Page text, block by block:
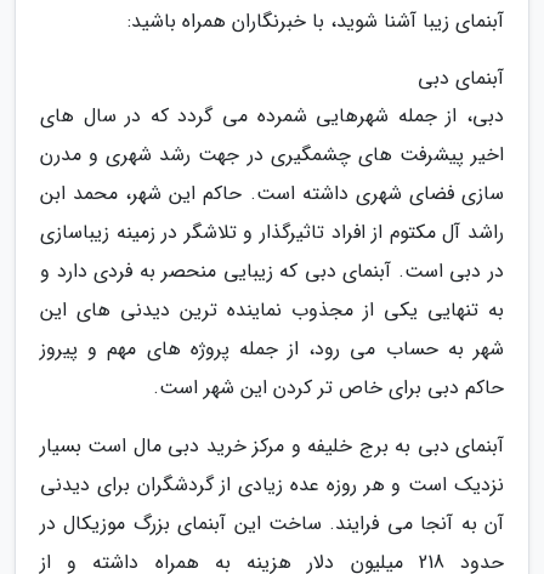
آبنمای زیبا آشنا شوید، با خبرنگاران همراه باشید:
آبنمای دبی
دبی، از جمله شهرهایی شمرده می گردد که در سال های
اخیر پیشرفت های چشمگیری در جهت رشد شهری و مدرن
سازی فضای شهری داشته است. حاکم این شهر، محمد ابن
راشد آل مکتوم از افراد تاثیرگذار و تلاشگر در زمینه زیباسازی
در دبی است. آبنمای دبی که زیبایی منحصر به فردی دارد و
به تنهایی یکی از مجذوب نماینده ترین دیدنی های این
شهر به حساب می رود، از جمله پروژه های مهم و پیروز
حاکم دبی برای خاص تر کردن این شهر است.
آبنمای دبی به برج خلیفه و مرکز خرید دبی مال است بسیار
نزدیک است و هر روزه عده زیادی از گردشگران برای دیدنی
آن به آنجا می فرایند. ساخت این آبنمای بزرگ موزیکال در
حدود 218 میلیون دلار هزینه به همراه داشته و از